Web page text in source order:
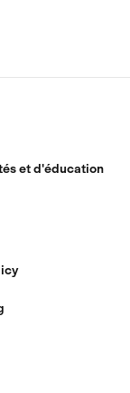
et d'éducation